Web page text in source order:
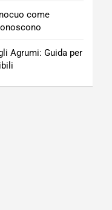
come
Agrumi: Guida per